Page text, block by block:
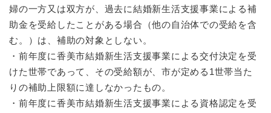
婦の一方又は双方が、過去に結婚新生活支援事業による補
助金を受給したことがある場合（他の自治体での受給を含
む。）は、補助の対象としない。
・前年度に香美市結婚新生活支援事業による交付決定を受
けた世帯であって、その受給額が、市が定める1世帯当た
りの補助上限額に達しなかったもの。
・前年度に香美市結婚新生活支援事業による資格認定を受